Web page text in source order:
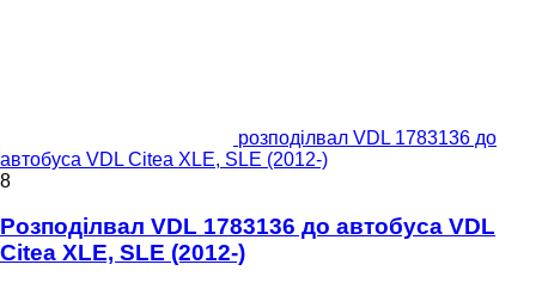
розподілвал VDL 1783136 до
автобуса VDL Citea XLE, SLE (2012-)
8
Розподілвал VDL 1783136 до автобуса VDL
Citea XLE, SLE (2012-)